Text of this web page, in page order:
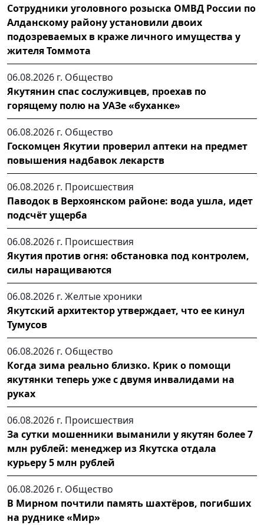
Сотрудники уголовного розыска ОМВД России по
Алданскому району установили двоих
подозреваемых в краже личного имущества у
жителя Томмота
06.08.2026 г. Общество
Якутянин спас сослуживцев, проехав по
горящему полю на УАЗе «буханке»
06.08.2026 г. Общество
Госкомцен Якутии проверил аптеки на предмет
повышения надбавок лекарств
06.08.2026 г. Происшествия
Паводок в Верхоянском районе: вода ушла, идет
подсчёт ущерба
06.08.2026 г. Происшествия
Якутия против огня: обстановка под контролем,
силы наращиваются
06.08.2026 г. Желтые хроники
Якутский архитектор утверждает, что ее кинул
Тумусов
06.08.2026 г. Общество
Когда зима реально близко. Крик о помощи
якутянки теперь уже с двумя инвалидами на
руках
06.08.2026 г. Происшествия
За сутки мошенники выманили у якутян более 7
млн рублей: менеджер из Якутска отдала
курьеру 5 млн рублей
06.08.2026 г. Общество
В Мирном почтили память шахтёров, погибших
на руднике «Мир»